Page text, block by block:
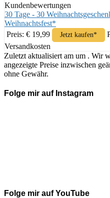
Kundenbewertungen
30 Tage - 30
Weihnachtsfest*
Preis: € 19,99
Jetzt kaufen*
Versandkosten
Zuletzt aktualisiert am um . Wir
angezeigte Preise inzwischen
ohne Gewähr.
Folge mir auf Instagram
Folge mir auf YouTube